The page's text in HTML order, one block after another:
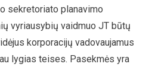
sekretoriato planavimo
vyriausybių vaidmuo JT būtų
korporacijų vadovaujamus
lygias teises. Pasekmės yra